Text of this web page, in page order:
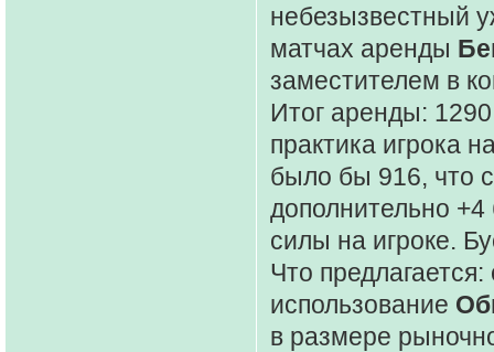
небезызвестный
матчах аренды
заместителем в
Итог аренды:
практика игрока
было бы 916, что
дополнительно
силы на игроке.
Что
использование
в размере